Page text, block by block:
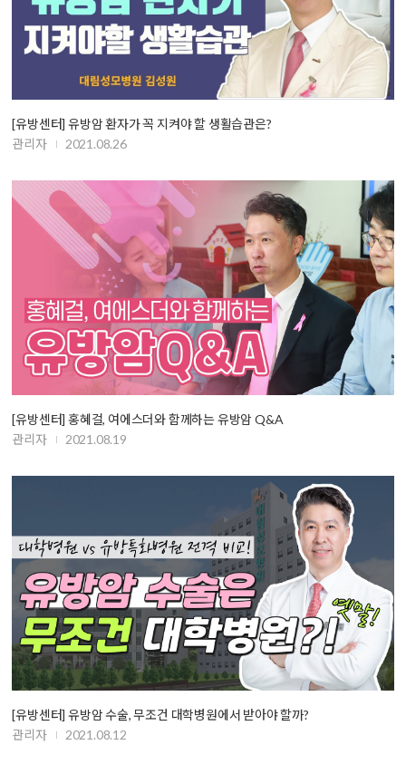
[유방센터] 유방암 환자가 꼭 지켜야 할 생활습관은?
관리자
2021.08.26
[유방센터] 홍혜걸, 여에스더와 함께하는 유방암 Q&A
관리자
2021.08.19
[유방센터] 유방암 수술, 무조건 대학병원에서 받아야 할까?
관리자
2021.08.12